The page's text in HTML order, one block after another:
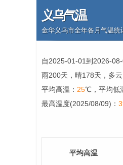
义乌气温
金华义乌市全年各月气温统
自2025-01-01到2026-08-
雨200天，晴178天，多
平均高温： 25℃，平均低
最高温度(2025/08/09)：
平均高温